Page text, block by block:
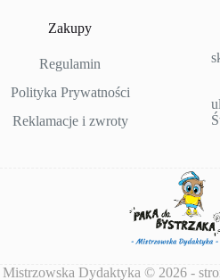
Zakupy
Regulamin
Polityka Prywatności
Reklamacje i zwroty
Mistrzowska Dydaktyka © 2026 -